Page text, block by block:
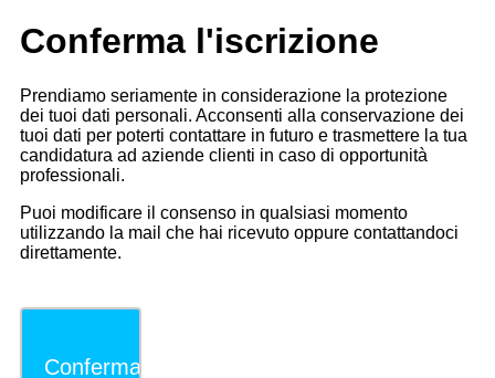
Conferma l'iscrizione
Prendiamo seriamente in considerazione la protezione
dei tuoi dati personali. Acconsenti alla conservazione dei
tuoi dati per poterti contattare in futuro e trasmettere la tua
candidatura ad aziende clienti in caso di opportunità
professionali.
Puoi modificare il consenso in qualsiasi momento
utilizzando la mail che hai ricevuto oppure contattandoci
direttamente.